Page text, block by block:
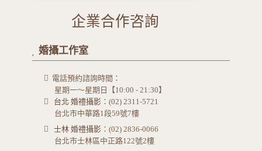
企業合作咨詢
婚攝工作室
電話預約諮詢時間：
星期一～星期日【10:00 - 21:30】
台北 婚禮攝影 ：(02) 2311-5721
台北市中華路1段59號7樓
士林 婚禮攝影 ：(02) 2836-0066
台北市士林區中正路122號2樓